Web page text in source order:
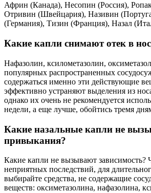
Африн (Канада), Несопин (Россия),
Отривин (Швейцария), Називин
(Германия), Тизин (Франция), Назал
Какие капли снимают отек в
Нафазолин, ксилометазолин,
популярных распространенных
содержаться именно эти действующие
эффективно устраняют выделения из
однако их очень не рекомендуется
недели, а еще лучше, обойтись тремя
Какие назальные капли не
привыкания?
Какие капли не вызывают зависимость?
неприятных последствий, для
выбирайте средства, не содержащие
веществ: оксиметазолина, нафазолина,